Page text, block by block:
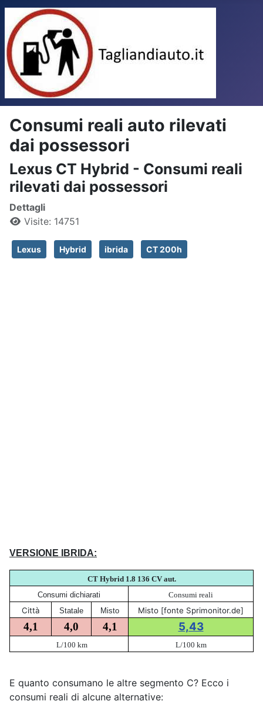
Consumi reali auto rilevati
dai possessori
Lexus CT Hybrid - Consumi reali
rilevati dai possessori
Dettagli
Visite: 14751
Lexus Hybrid ibrida CT 200h
VERSIONE IBRIDA:
CT Hybrid 1.8 136 CV aut.
Consumi dichiarati
Consumi reali
Città Statale Misto Misto [fonte Sprimonitor.de]
4,1 4,0 4,1 5,43
L/100 km L/100 km
E quanto consumano le altre segmento C? Ecco i
consumi reali di alcune alternative: